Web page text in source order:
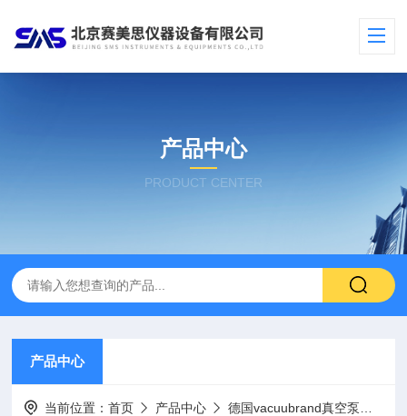
产品中心
PRODUCT CENTER
产品中心
当前位置：首页 产品中心 德国vacuubrand真空泵